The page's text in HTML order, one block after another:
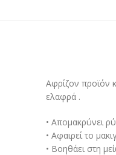
Αφρίζον προϊόν
ελαφρά .
• Απομακρύνει
• Αφαιρεί το
• Βοηθάει στη